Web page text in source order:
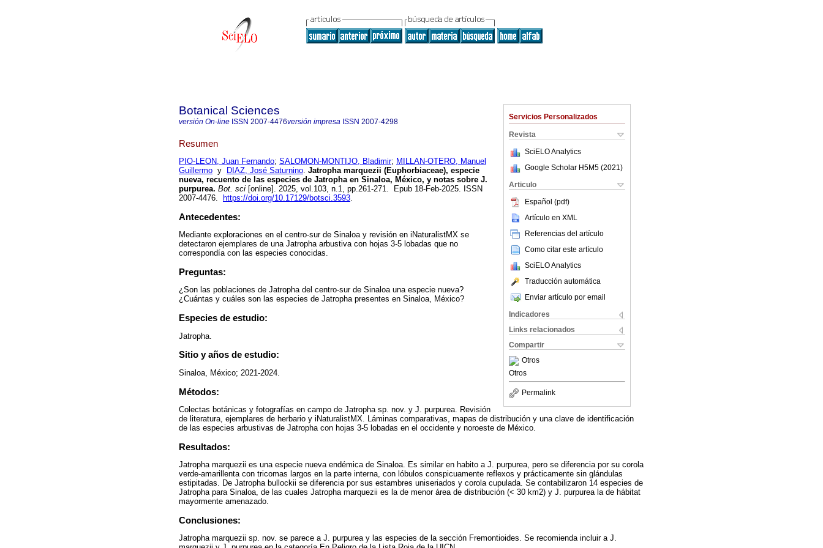
Servicios Personalizados
Revista
SciELO Analytics
Google Scholar H5M5 (2021 )
Articulo
Español (pdf)
Artículo en XML
Referencias del artículo
Como citar este artículo
SciELO Analytics
Traducción automática
Enviar artículo por email
Indicadores
Links relacionados
Compartir
Otros
Otros
Permalink
Botanical Sciences
versión On-line ISSN 2007-4476versión impresa ISSN 2007-4298
Resumen
PIO-LEON, Juan Fernando; SALOMON-MONTIJO, Bladimir; MILLAN-OTERO, Manuel
Guillermo y DIAZ, José Saturnino. Jatropha marquezii (Euphorbiaceae), especie
nueva, recuento de las especies de Jatropha en Sinaloa, México, y notas sobre J.
purpurea. Bot. sci [online]. 2025, vol.103, n.1, pp.261-271. Epub 18-Feb-2025. ISSN
2007-4476.
https://doi.org/10.17129/botsci.3593.
Antecedentes:
Mediante exploraciones en el centro-sur de Sinaloa y revisión en iNaturalistMX se
detectaron ejemplares de una Jatropha arbustiva con hojas 3-5 lobadas que no
correspondía con las especies conocidas.
Preguntas:
¿Son las poblaciones de Jatropha del centro-sur de Sinaloa una especie nueva?
¿Cuántas y cuáles son las especies de Jatropha presentes en Sinaloa, México?
Especies de estudio:
Jatropha.
Sitio y años de estudio:
Sinaloa, México; 2021-2024.
Métodos:
Colectas botánicas y fotografías en campo de Jatropha sp. nov. y J. purpurea. Revisión
de literatura, ejemplares de herbario y iNaturalistMX. Láminas comparativas, mapas de distribución y una clave de identificación
de las especies arbustivas de Jatropha con hojas 3-5 lobadas en el occidente y noroeste de México.
Resultados:
Jatropha marquezii es una especie nueva endémica de Sinaloa. Es similar en habito a J. purpurea, pero se diferencia por su corola
verde-amarillenta con tricomas largos en la parte interna, con lóbulos conspicuamente reflexos y prácticamente sin glándulas
estipitadas. De Jatropha bullockii se diferencia por sus estambres uniseriados y corola cupulada. Se contabilizaron 14 especies de
Jatropha para Sinaloa, de las cuales Jatropha marquezii es la de menor área de distribución (< 30 km2) y J. purpurea la de hábitat
mayormente amenazado.
Conclusiones:
Jatropha marquezii sp. nov. se parece a J. purpurea y las especies de la sección Fremontioides. Se recomienda incluir a J.